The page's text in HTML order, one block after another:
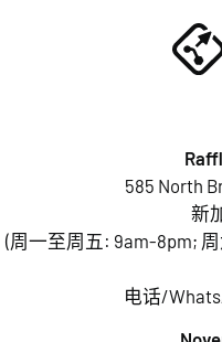
585 North
新
(周一至周五: 9am-8pm;
电话/